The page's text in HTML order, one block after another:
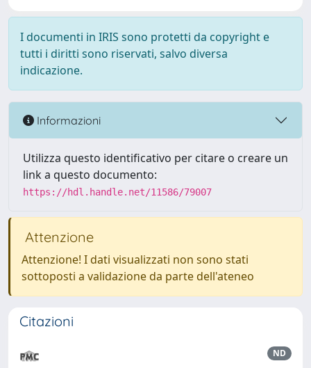
I documenti in IRIS sono protetti da copyright e
tutti i diritti sono riservati, salvo diversa
indicazione.
Informazioni
Utilizza questo identificativo per citare o creare un
link a questo documento:
https://hdl.handle.net/11586/79007
Attenzione
Attenzione! I dati visualizzati non sono stati
sottoposti a validazione da parte dell'ateneo
Citazioni
ND